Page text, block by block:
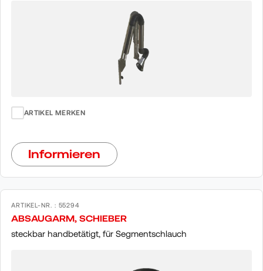
ARTIKEL MERKEN
Informieren
ARTIKEL-NR. : 55294
ABSAUGARM, SCHIEBER
steckbar handbetätigt, für Segmentschlauch